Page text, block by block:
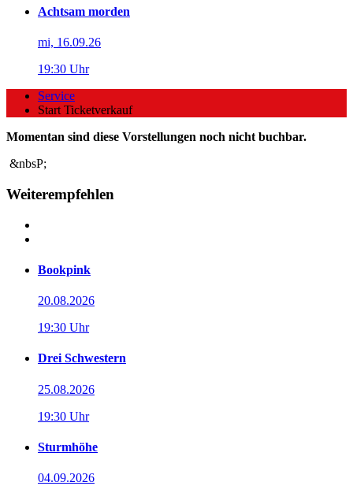
Achtsam morden
mi, 16.09.26
19:30 Uhr
Service
Start Ticketverkauf
Momentan sind diese Vorstellungen noch nicht buchbar.
&nbsP;
Weiterempfehlen
Bookpink
20.08.2026
19:30 Uhr
Drei Schwestern
25.08.2026
19:30 Uhr
Sturmhöhe
04.09.2026